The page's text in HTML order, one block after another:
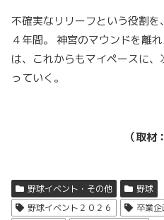
不確実なリリーフという役割
４年間。 神宮のマウンドを離
は、これからもマイペースに
っていく。
（取材
野球イベント・その他 野球
野球イベント２０２６
卒業企